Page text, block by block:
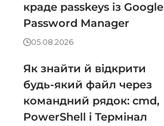
краде passkeys із Google
Password Manager
05.08.2026
Як знайти й відкрити
будь-який файл через
командний рядок: cmd,
PowerShell і Термінал